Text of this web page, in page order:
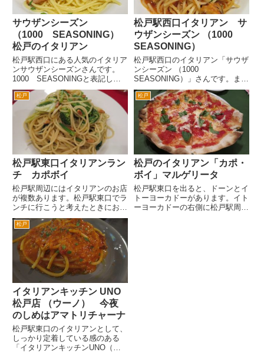
サウザンシーズン
（1000 SEASONING）
松戸のイタリアン
松戸駅西口にある人気のイタリア
ンサウザンシーズンさんです。
1000 SEASONINGと表記しま
す。 松戸駅西口ロータリーから
左側の路地を旧水戸街道方面へ歩
いて3分ぐらいです。 行く途中、
ビルにこんなインパクトがある壁
画があったりします。...
松戸駅西口イタリアン サ
ウザンシーズン （1000
SEASONING）
松戸駅西口のイタリアン「サウザ
ンシーズン （1000
SEASONING）」さんです。まっ
しろな店舗に赤、白、緑のイタリ
アの国旗がなびいているのが目印
です。 松戸駅西口ロータリー
から3分程度、旧水戸街道まで行
かない付近にあります。 ビ
ー...
松戸
松戸駅東口イタリアンラン
チ カポボイ
松戸駅周辺にはイタリアンのお店
が複数あります。松戸駅東口でラ
ンチに行こうと考えたときにおも
いつくひとつが、カポボイさんで
す。 松戸駅東口を出てペデスト
リアンデッキ（ダブルデッキ）を
まっすぐイトーヨーカドー方面
へ。 イトーヨーカドー前を階
下...
松戸
松戸のイタリアン「カポ・
ボイ」マルゲリータ
松戸駅東口を出ると、ドーンとイ
トーヨーカドーがあります。イト
ーヨーカドーの右側に松戸駅周辺
松戸
イタリアンキッチン UNO
松戸店 （ウーノ） 今夜
のしめはアマトリチャーナ
松戸駅東口のイタリアンとして、
しっかり定着している感のある
「イタリアンキッチンUNO（ウ